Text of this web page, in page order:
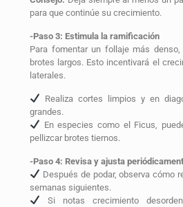
para que continúe su crecimiento.
-Paso 3: Estimula la ramificación
Para fomentar un follaje más
brotes largos. Esto incentivará el
laterales.
Realiza cortes limpios y en
grandes.
En especies como el Ficus,
pellizcar brotes tiernos.
-Paso 4: Revisa y ajusta
Después de podar, observa cómo
semanas siguientes.
Si notas crecimiento